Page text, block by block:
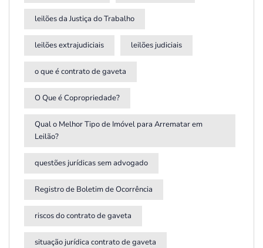
leilões da Justiça do Trabalho
leilões extrajudiciais leilões judiciais
o que é contrato de gaveta
O Que é Copropriedade?
Qual o Melhor Tipo de Imóvel para Arrematar em
Leilão?
questões jurídicas sem advogado
Registro de Boletim de Ocorrência
riscos do contrato de gaveta
situação jurídica contrato de gaveta